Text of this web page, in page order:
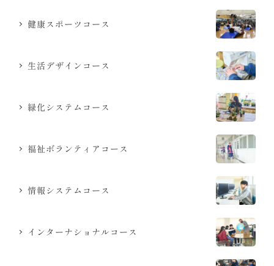
健康スポーツコース
生活デザインコース
緑化システムコース
福祉ボランティアコース
情報システムコース
インターナショナルコース